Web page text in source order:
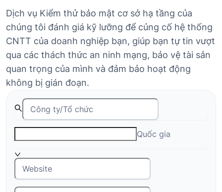
Dịch vụ Kiểm thử bảo mật cơ sở hạ tầng của
chúng tôi đánh giá kỹ lưỡng để củng cố hệ thống
CNTT của doanh nghiệp bạn, giúp bạn tự tin vượt
qua các thách thức an ninh mạng, bảo vệ tài sản
quan trọng của mình và đảm bảo hoạt động
không bị gián đoạn.
Quốc gia